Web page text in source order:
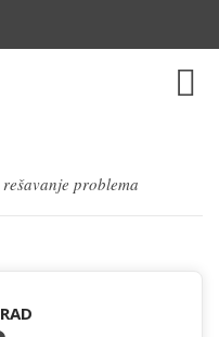
problema